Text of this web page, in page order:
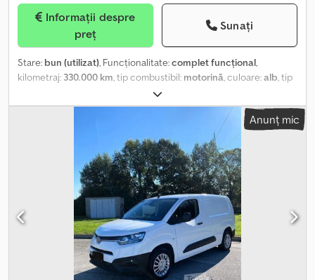
preț
Sunați
Stare: bun (utilizat), Funcționalitate:complet funcțional,
kilometraj: 330.000 km , tip combustibil: motorină , culoare:alb , tip
, clasă de emisii:
2014, Dotări:ABS, aer condiționat, Autocamion second hand
Mercedes-Benz Citan furgon închis, an fabricație 2004, transmisie
manuală, lungime totală a autovehiculului 4.300 mm, greutate
totală 1.950 kg, sarcină utilă 520 kg, aer condiționat, ABS, Euro5 B,
oglinzi și geamuri electrice, radio, rulaj 330.000 km, în stare bună
de funcționare. Dcjdpfouiy Najx Acrjk
Anunț mic